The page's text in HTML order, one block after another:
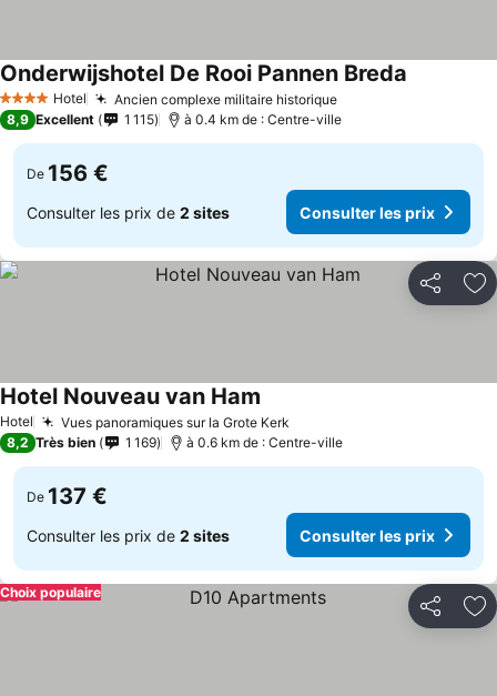
4 Étoiles Hotel Ancien complexe militaire historique
Onderwijshotel De Rooi Pannen Breda
8,9 Excellent 1 115 à 0.4 km de : Centre-ville
De 156 €
Consulter les prix de 2 sites Consulter les prix
Partager
Hotel Vues panoramiques sur la Grote Kerk
Hotel Nouveau van Ham
8,2 Très bien 1 169 à 0.6 km de : Centre-ville
De 137 €
Consulter les prix de 2 sites Consulter les prix
Partager
Choix populaire